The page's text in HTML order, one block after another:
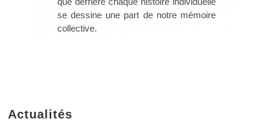
se dessine une part de notre mémoire
collective.
Actualités